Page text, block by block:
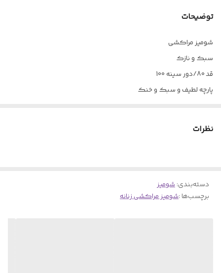
توضیحات
شومیز مراکشی
سبک و نازک
قد 80/دور سینه 100
پارچه لطیف و سبک و خنک
نظرات
دسته‌بندی:شومیز
برچسب‌ها :شومیز مراکشی زنانه